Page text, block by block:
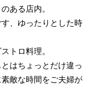
ある店内。
、ゆったりとした時
トロ料理。
はちょっとだけ違っ
敵な時間をご夫婦が